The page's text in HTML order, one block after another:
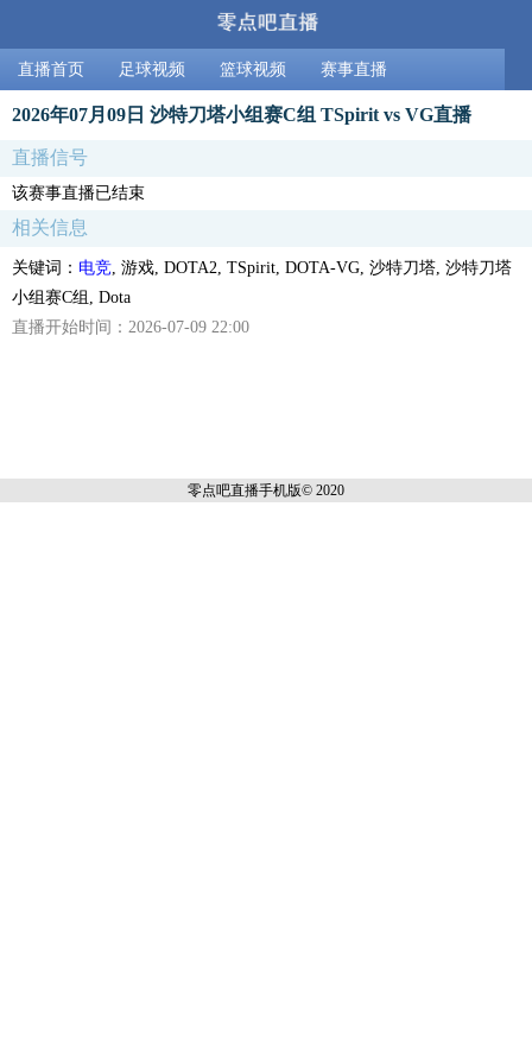
直播首页 足球视频 篮球视频 赛事直播
2026年07月09日 沙特刀塔小组赛C组 TSpirit vs VG直播
直播信号
该赛事直播已结束
相关信息
关键词： 电竞 , 游戏, DOTA2, TSpirit, DOTA-VG, 沙特刀塔, 沙特刀塔
小组赛C组, Dota
直播开始时间：2026-07-09 22:00
零点吧直播手机版© 2020